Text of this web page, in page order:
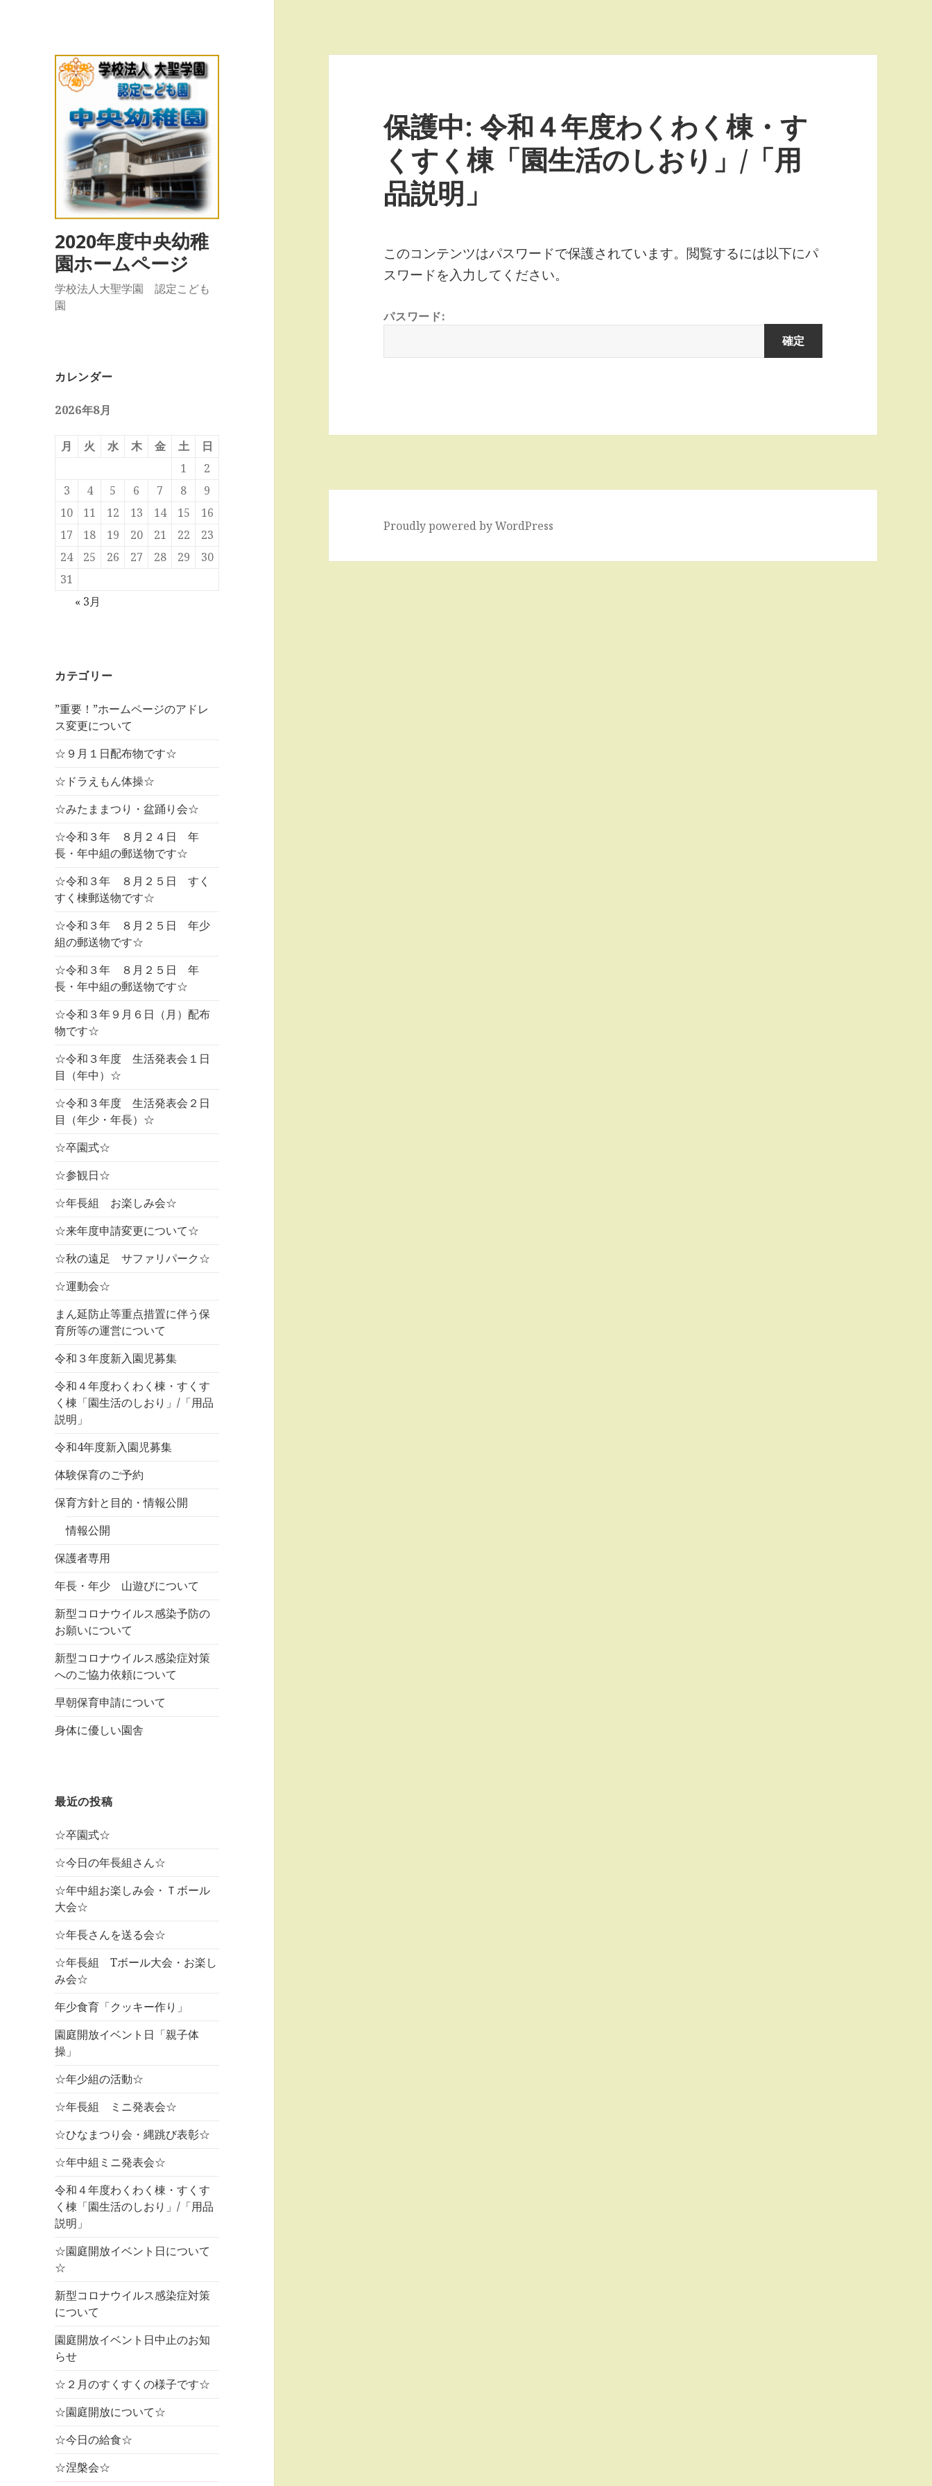
2020年度中央幼稚
園ホームページ
学校法人大聖学園 認定こども
園
カレンダー
2026年8月
月 火 水 木 金 土
日
1
2
3
4 5 6 7 8
9
10
11 12 13 14 15
16
17
18 19 20 21 22
23
24
25 26 27 28 29
30
31
« 3月
カテゴリー
”重要！”ホームページのアドレ
ス変更について
☆９月１日配布物です☆
☆ドラえもん体操☆
☆みたままつり・盆踊り会☆
☆令和３年 ８月２４日 年
長・年中組の郵送物です☆
☆令和３年 ８月２５日 すく
すく棟郵送物です☆
☆令和３年 ８月２５日 年少
組の郵送物です☆
☆令和３年 ８月２５日 年
長・年中組の郵送物です☆
☆令和３年９月６日（月）配布
物です☆
☆令和３年度 生活発表会１日
目（年中）☆
☆令和３年度 生活発表会２日
目（年少・年長）☆
☆卒園式☆
☆参観日☆
☆年長組 お楽しみ会☆
☆来年度申請変更について☆
☆秋の遠足 サファリパーク☆
☆運動会☆
まん延防止等重点措置に伴う保
育所等の運営について
令和３年度新入園児募集
令和４年度わくわく棟・すくす
く棟「園生活のしおり」/「用品
説明」
令和4年度新入園児募集
体験保育のご予約
保育方針と目的・情報公開
情報公開
保護者専用
年長・年少 山遊びについて
新型コロナウイルス感染予防の
お願いについて
新型コロナウイルス感染症対策
へのご協力依頼について
早朝保育申請について
身体に優しい園舎
最近の投稿
☆卒園式☆
☆今日の年長組さん☆
☆年中組お楽しみ会・Ｔボール
大会☆
☆年長さんを送る会☆
☆年長組 Tボール大会・お楽し
み会☆
年少食育「クッキー作り」
園庭開放イベント日「親子体
操」
☆年少組の活動☆
☆年長組 ミニ発表会☆
☆ひなまつり会・縄跳び表彰☆
☆年中組ミニ発表会☆
令和４年度わくわく棟・すくす
く棟「園生活のしおり」/「用品
説明」
☆園庭開放イベント日について
☆
新型コロナウイルス感染症対策
について
園庭開放イベント日中止のお知
らせ
☆２月のすくすくの様子です☆
☆園庭開放について☆
☆今日の給食☆
☆涅槃会☆
保護中: 令和４年度わくわく棟・す
くすく棟「園生活のしおり」/「用
品説明」
このコンテンツはパスワードで保護されています。閲覧するには以下にパ
スワードを入力してください。
パスワード:
Proudly powered by WordPress